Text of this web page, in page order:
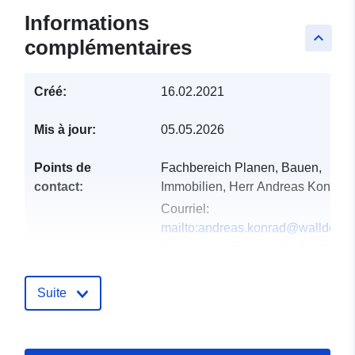
keyboard_arrow_up
Informations
complémentaires
Créé: 16.02.2021
Mis à jour: 05.05.2026
Points de
contact:
Fachbereich Planen, Bauen,
Immobilien, Herr Andreas Konrad
Courriel:
catalogue:
February 2026
Suite